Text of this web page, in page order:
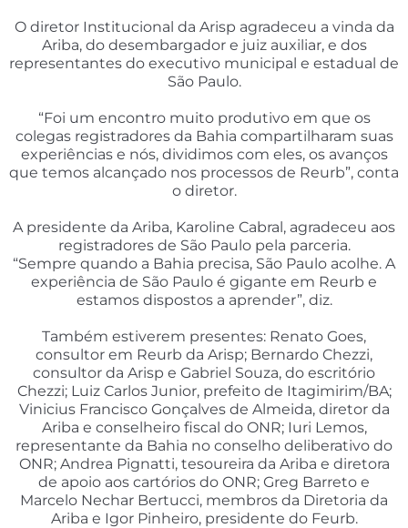
O diretor Institucional da Arisp agradeceu a vinda da
Ariba, do desembargador e juiz auxiliar, e dos
representantes do executivo municipal e estadual de
São Paulo.
“Foi um encontro muito produtivo em que os
colegas registradores da Bahia compartilharam suas
experiências e nós, dividimos com eles, os avanços
que temos alcançado nos processos de Reurb”, conta
o diretor.
A presidente da Ariba, Karoline Cabral, agradeceu aos
registradores de São Paulo pela parceria.
“Sempre quando a Bahia precisa, São Paulo acolhe. A
experiência de São Paulo é gigante em Reurb e
estamos dispostos a aprender”, diz.
Também estiverem presentes: Renato Goes,
consultor em Reurb da Arisp; Bernardo Chezzi,
consultor da Arisp e Gabriel Souza, do escritório
Chezzi; Luiz Carlos Junior, prefeito de Itagimirim/BA;
Vinicius Francisco Gonçalves de Almeida, diretor da
Ariba e conselheiro fiscal do ONR; Iuri Lemos,
representante da Bahia no conselho deliberativo do
ONR; Andrea Pignatti, tesoureira da Ariba e diretora
de apoio aos cartórios do ONR; Greg Barreto e
Marcelo Nechar Bertucci, membros da Diretoria da
Ariba e Igor Pinheiro, presidente do Feurb.